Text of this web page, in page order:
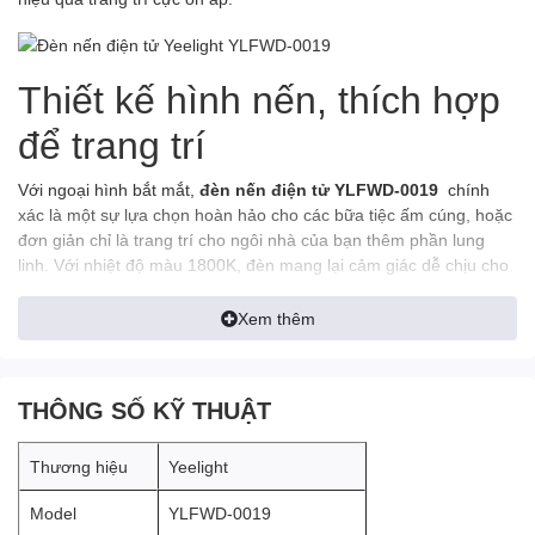
Thiết kế hình nến, thích hợp
để trang trí
Với ngoại hình bắt mắt, đèn nến điện tử YLFWD-0019 chính
xác là một sự lựa chọn hoàn hảo cho các bữa tiệc ấm cúng, hoặc
đơn giản chỉ là trang trí cho ngôi nhà của bạn thêm phần lung
linh. Với nhiệt độ màu 1800K, đèn mang lại cảm giác dễ chịu cho
Xem thêm
THÔNG SỐ KỸ THUẬT
Thương hiệu Yeelight
Model YLFWD-0019